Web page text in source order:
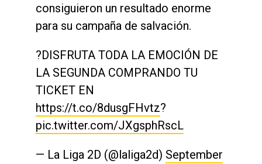
consiguieron un resultado enorme
para su campaña de salvación.
?DISFRUTA TODA LA EMOCIÓN DE
LA SEGUNDA COMPRANDO TU
TICKET EN
https://t.co/8dusgFHvtz?
pic.twitter.com/JXgsphRscL
— La Liga 2D (@laliga2d) September